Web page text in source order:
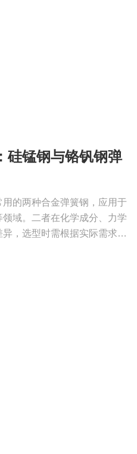
硅锰钢与铬钒钢弹
的两种合金弹簧钢，应用于
域。二者在化学成分、力学
，选型时需根据实际需求合